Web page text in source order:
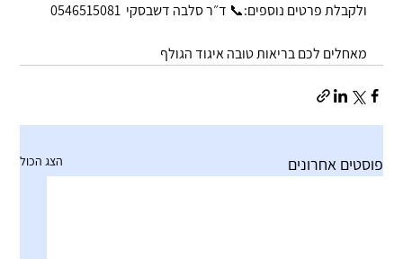
ולקבלת פרטים נוספים:📞 ד״ר סלבה דשבסקי  0546515081
מאחלים לכם בריאות טובה איגוד הגולף
פוסטים אחרונים הצג הכול